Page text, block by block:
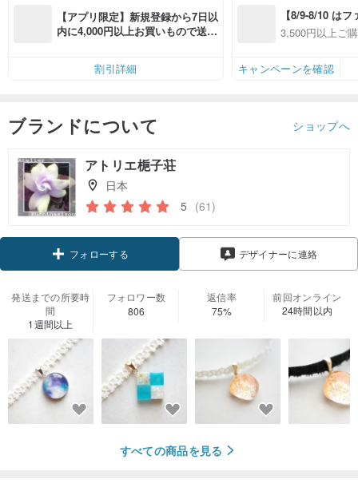
【アプリ限定】新規登録から7日以
内に4,000円以上お買いもので送料
割引詳細
【8/9-8/10 は
員感謝デー】ア
3,500円以上ご
キャンペーンを確認
ブランドについて ショップへ
アトリエ梔子荘
日本
5 (61)
フォローする デザイナーに連絡
発送までの所要時
間
1週間以上
フォロワー数
806
返信率
75%
前回オンライン
24時間以内
すべての商品を見る